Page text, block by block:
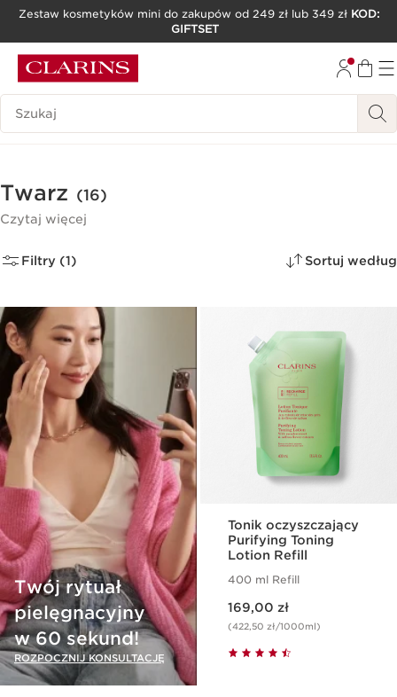
PRZEJDŹ DO STOPKI
Zestaw kosmetyków mini do zakupów od 249 zł lub 349 zł KOD:
GIFTSET
Historia wyszukiwania
Twarz (16)
Czytaj więcej
Filtry (1) Sortuj według
Twój rytuał
pielęgnacyjny
w 60 sekund!
ROZPOCZNIJ KONSULTACJĘ
Tonik oczyszczający
Purifying Toning
Lotion Refill
400 ml Refill
169,00 zł
(422,50 zł/1000ml)